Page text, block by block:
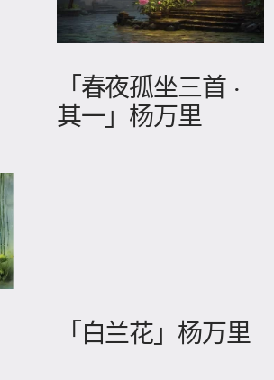
「春夜孤坐三首 ·
其一」杨万里
「白兰花」杨万里